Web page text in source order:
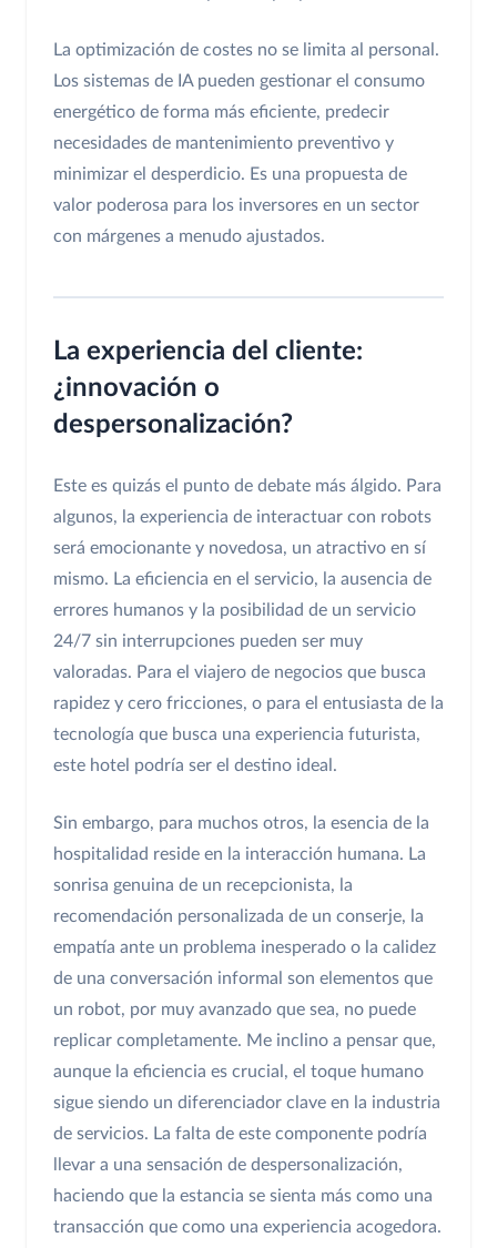
La optimización de costes no se limita al personal.
Los sistemas de IA pueden gestionar el consumo
energético de forma más eficiente, predecir
necesidades de mantenimiento preventivo y
minimizar el desperdicio. Es una propuesta de
valor poderosa para los inversores en un sector
con márgenes a menudo ajustados.
La experiencia del cliente:
¿innovación o
despersonalización?
Este es quizás el punto de debate más álgido. Para
algunos, la experiencia de interactuar con robots
será emocionante y novedosa, un atractivo en sí
mismo. La eficiencia en el servicio, la ausencia de
errores humanos y la posibilidad de un servicio
24/7 sin interrupciones pueden ser muy
valoradas. Para el viajero de negocios que busca
rapidez y cero fricciones, o para el entusiasta de la
tecnología que busca una experiencia futurista,
este hotel podría ser el destino ideal.
Sin embargo, para muchos otros, la esencia de la
hospitalidad reside en la interacción humana. La
sonrisa genuina de un recepcionista, la
recomendación personalizada de un conserje, la
empatía ante un problema inesperado o la calidez
de una conversación informal son elementos que
un robot, por muy avanzado que sea, no puede
replicar completamente. Me inclino a pensar que,
aunque la eficiencia es crucial, el toque humano
sigue siendo un diferenciador clave en la industria
de servicios. La falta de este componente podría
llevar a una sensación de despersonalización,
haciendo que la estancia se sienta más como una
transacción que como una experiencia acogedora.